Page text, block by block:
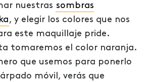
nuestras sombras
, y elegir los colores que nos
este maquillaje pride.
tomaremos el color naranja.
que usemos para ponerlo
móvil, verás que